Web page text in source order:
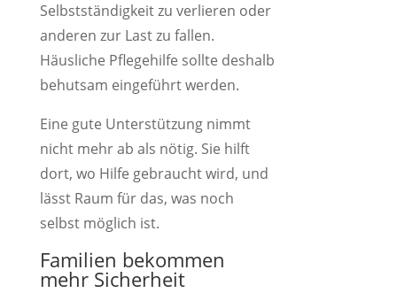
Selbstständigkeit zu verlieren oder
anderen zur Last zu fallen.
Häusliche Pflegehilfe sollte deshalb
behutsam eingeführt werden.
Eine gute Unterstützung nimmt
nicht mehr ab als nötig. Sie hilft
dort, wo Hilfe gebraucht wird, und
lässt Raum für das, was noch
selbst möglich ist.
Familien bekommen
mehr Sicherheit